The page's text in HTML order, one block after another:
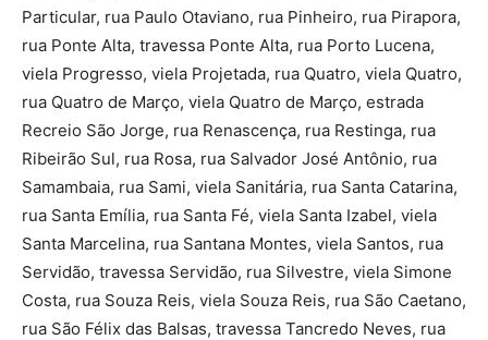
Particular, rua Paulo Otaviano, rua Pinheiro, rua Pirapora,
rua Ponte Alta, travessa Ponte Alta, rua Porto Lucena,
viela Progresso, viela Projetada, rua Quatro, viela Quatro,
rua Quatro de Março, viela Quatro de Março, estrada
Recreio São Jorge, rua Renascença, rua Restinga, rua
Ribeirão Sul, rua Rosa, rua Salvador José Antônio, rua
Samambaia, rua Sami, viela Sanitária, rua Santa Catarina,
rua Santa Emília, rua Santa Fé, viela Santa Izabel, viela
Santa Marcelina, rua Santana Montes, viela Santos, rua
Servidão, travessa Servidão, rua Silvestre, viela Simone
Costa, rua Souza Reis, viela Souza Reis, rua São Caetano,
rua São Félix das Balsas, travessa Tancredo Neves, rua